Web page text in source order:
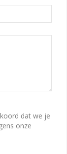
dat we je
onze